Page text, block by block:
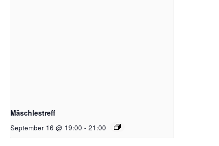
Mäschlestreff
September 16 @ 19:00 - 21:00